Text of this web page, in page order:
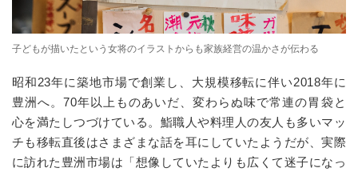
子どもが描いたという女将のイラストからも家族経営の温かさが伝わる
昭和23年に築地市場で創業し、大規模移転に伴い2018年に
豊洲へ。70年以上ものあいだ、変わらぬ味で常連の胃袋と
心を満たしつづけている。鮨職人や料理人の友人も多いマッ
チも移転直後はさまざまな話を耳にしていたようだが、実際
に訪れた豊洲市場は「想像していたよりも広くて迷子になっ